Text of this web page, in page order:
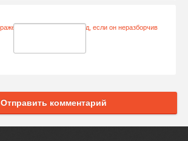
Отправить комментарий